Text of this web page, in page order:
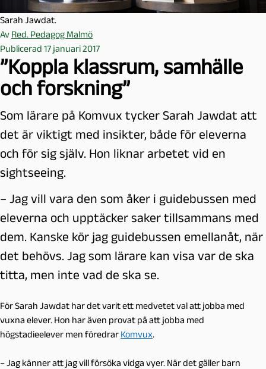
Sarah Jawdat.
Av Red. Pedagog Malmö
Publicerad 17 januari 2017
”Koppla klassrum, samhälle
och forskning”
Som lärare på Komvux tycker Sarah Jawdat att
det är viktigt med insikter, både för eleverna
och för sig själv. Hon liknar arbetet vid en
sightseeing.
– Jag vill vara den som åker i guidebussen med
eleverna och upptäcker saker tillsammans med
dem. Kanske kör jag guidebussen emellanåt, när
det behövs. Jag som lärare kan visa var de ska
titta, men inte vad de ska se.
För Sarah Jawdat har det varit ett medvetet val att jobba med
vuxna elever. Hon har även provat på att jobba med
högstadieelever men föredrar Komvux.
– Jag känner att jag vill försöka vidga vyer. När det gäller barn